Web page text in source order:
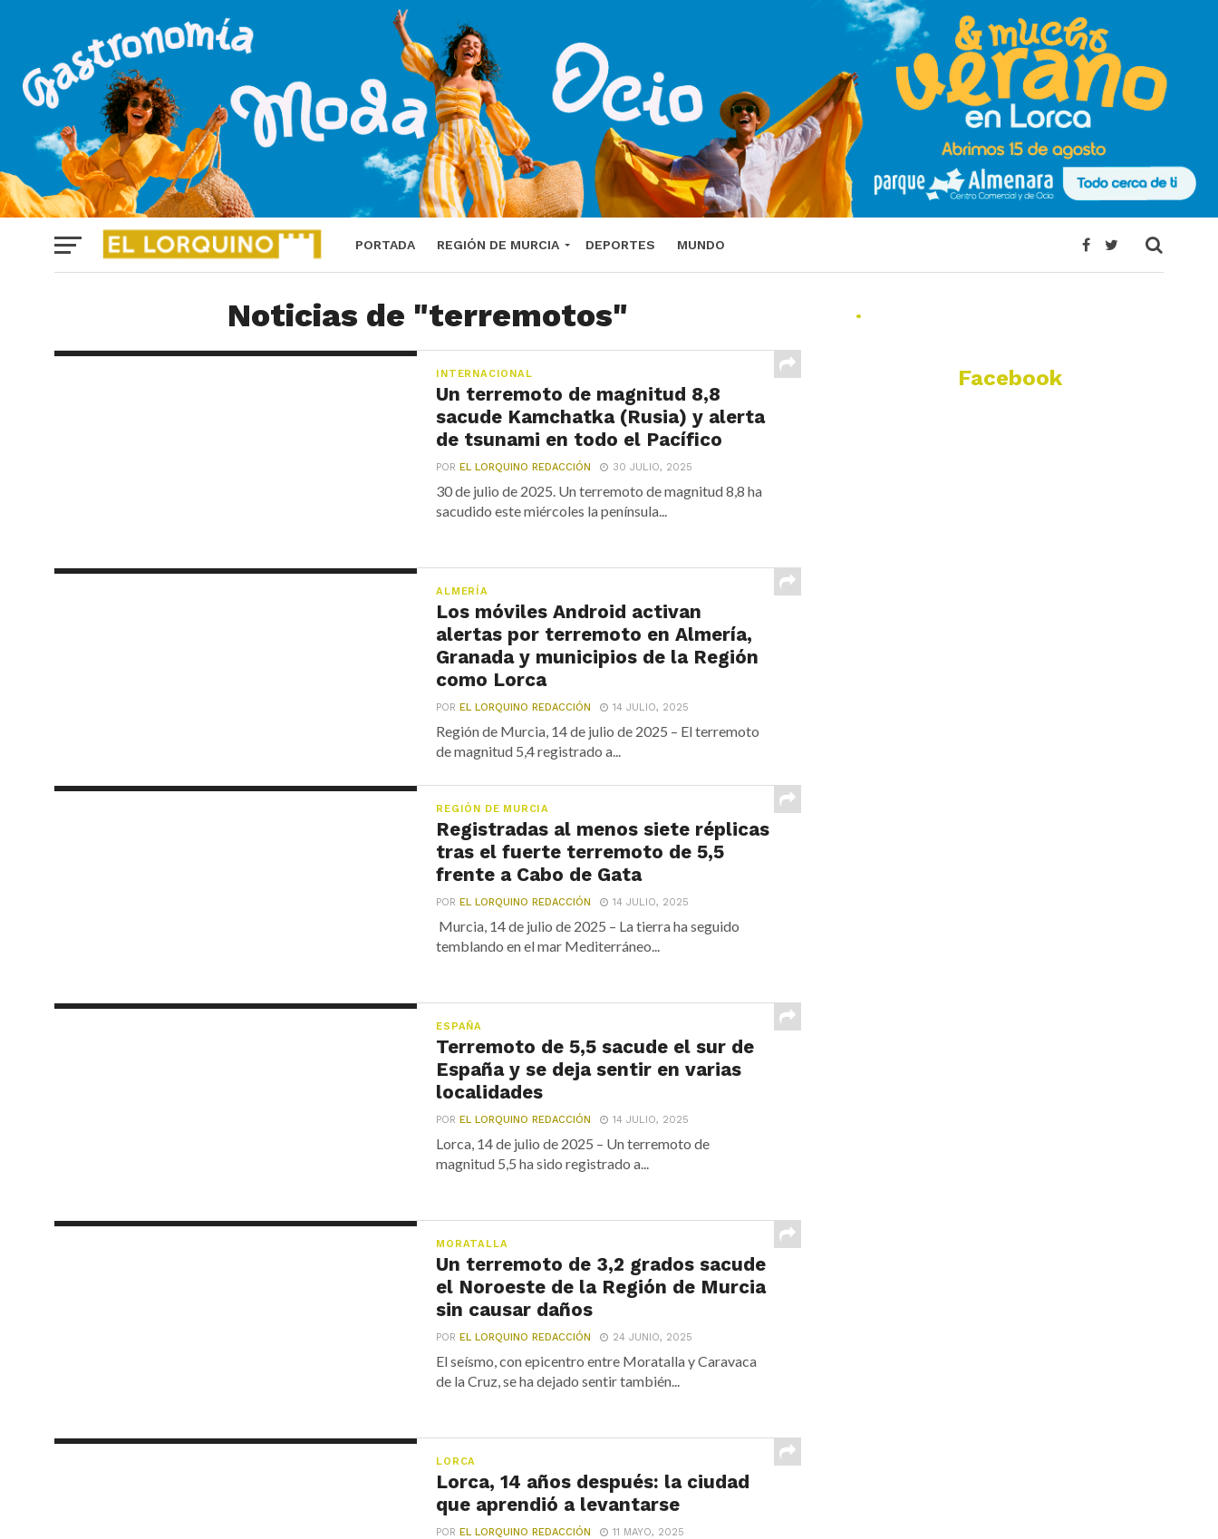
PORTADA REGIÓN DE MURCIA DEPORTES MUNDO
Noticias de "terremotos"
INTERNACIONAL
Un terremoto de magnitud 8,8
sacude Kamchatka (Rusia) y alerta
de tsunami en todo el Pacífico
POREL LORQUINO REDACCIÓN 30 JULIO, 2025
30 de julio de 2025. Un terremoto de magnitud 8,8 ha
sacudido este miércoles la península...
ALMERÍA
Los móviles Android activan
alertas por terremoto en Almería,
Granada y municipios de la Región
como Lorca
POREL LORQUINO REDACCIÓN 14 JULIO, 2025
Región de Murcia, 14 de julio de 2025 – El terremoto
de magnitud 5,4 registrado a...
REGIÓN DE MURCIA
Registradas al menos siete réplicas
tras el fuerte terremoto de 5,5
frente a Cabo de Gata
POREL LORQUINO REDACCIÓN 14 JULIO, 2025
Murcia, 14 de julio de 2025 – La tierra ha seguido
temblando en el mar Mediterráneo...
ESPAÑA
Terremoto de 5,5 sacude el sur de
España y se deja sentir en varias
localidades
POREL LORQUINO REDACCIÓN 14 JULIO, 2025
Lorca, 14 de julio de 2025 – Un terremoto de
magnitud 5,5 ha sido registrado a...
MORATALLA
Un terremoto de 3,2 grados sacude
el Noroeste de la Región de Murcia
sin causar daños
POREL LORQUINO REDACCIÓN 24 JUNIO, 2025
El seísmo, con epicentro entre Moratalla y Caravaca
de la Cruz, se ha dejado sentir también...
LORCA
Lorca, 14 años después: la ciudad
que aprendió a levantarse
POREL LORQUINO REDACCIÓN 11 MAYO, 2025
.
Facebook